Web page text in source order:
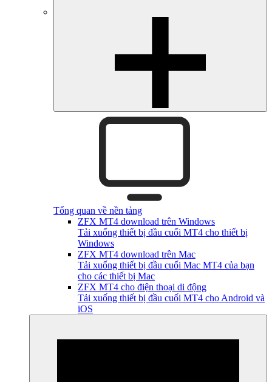
Tổng quan về nền tảng
ZFX MT4 download trên Windows
Tải xuống thiết bị đầu cuối MT4 cho thiết bị
Windows
ZFX MT4 download trên Mac
Tải xuống thiết bị đầu cuối Mac MT4 của bạn
cho các thiết bị Mac
ZFX MT4 cho điện thoại di động
Tải xuống thiết bị đầu cuối MT4 cho Android và
iOS